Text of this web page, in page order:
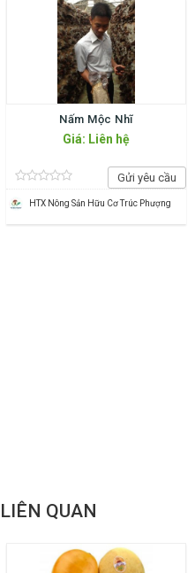
Nấm Mộc Nhĩ
Giá: Liên hệ
Gửi yêu cầu
HTX Nông Sản Hữu Cơ Trúc Phượng
QUAN